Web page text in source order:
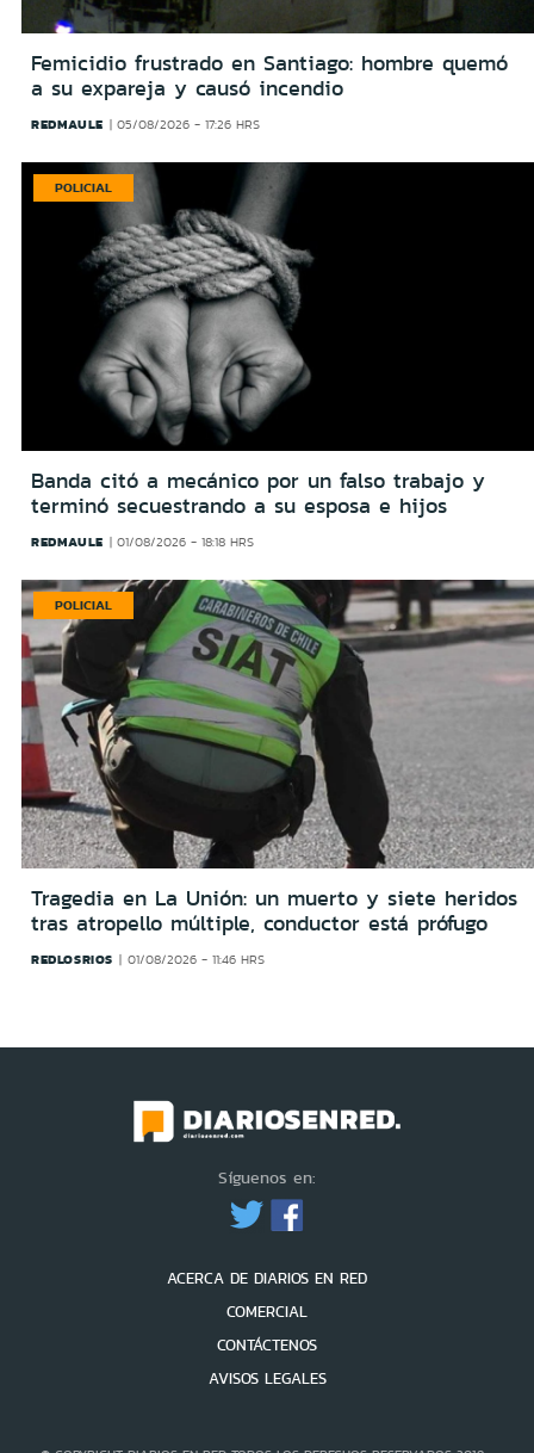
Femicidio frustrado en Santiago: hombre quemó
a su expareja y causó incendio
REDMAULE 05/08/2026 - 17:26 HRS
POLICIAL
Banda citó a mecánico por un falso trabajo y
terminó secuestrando a su esposa e hijos
REDMAULE 01/08/2026 - 18:18 HRS
POLICIAL
Tragedia en La Unión: un muerto y siete heridos
tras atropello múltiple, conductor está prófugo
REDLOSRIOS 01/08/2026 - 11:46 HRS
Síguenos en:
ACERCA DE DIARIOS EN RED
COMERCIAL
CONTÁCTENOS
AVISOS LEGALES